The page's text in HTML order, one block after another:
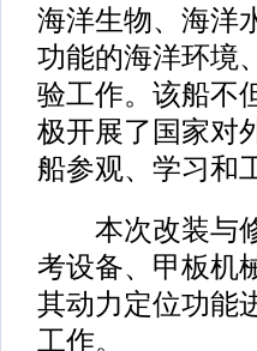
海洋生物、海洋
功能的海洋环境、
验工作。该船不
极开展了国家对
船参观、学习和
本次改装与修
考设备、甲板机
其动力定位功能
工作。